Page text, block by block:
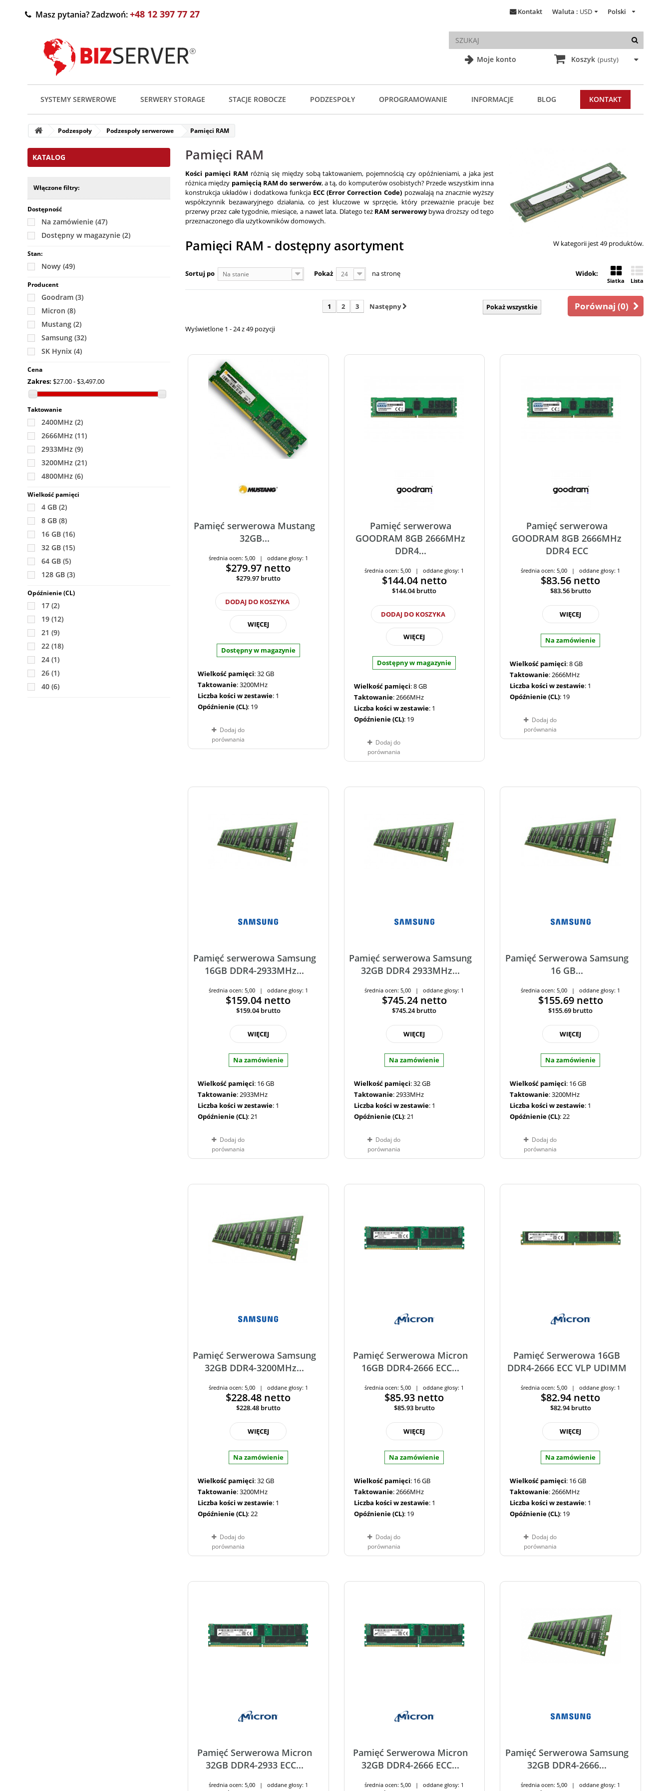
Moje konto
Polski
Waluta : USD
Kontakt
Masz pytania? Zadzwoń:+48 12 397 77 27
Koszyk (pusty)
SYSTEMY SERWEROWE SERWERY STORAGE STACJE ROBOCZE PODZESPOŁY OPROGRAMOWANIE INFORMACJE BLOG KONTAKT
Podzespoły Podzespoły serwerowe Pamięci RAM
KATALOG
Włączone filtry:
Dostępność
Na zamówienie (47)
Dostępny w magazynie (2)
Stan:
Nowy (49)
Producent
Goodram (3)
Micron (8)
Mustang (2)
Samsung (32)
SK Hynix (4)
Cena
Zakres: $27.00 - $3,497.00
Taktowanie
2400MHz (2)
2666MHz (11)
2933MHz (9)
3200MHz (21)
4800MHz (6)
Wielkość pamięci
4 GB (2)
8 GB (8)
16 GB (16)
32 GB (15)
64 GB (5)
128 GB (3)
Opóźnienie (CL)
17 (2)
19 (12)
21 (9)
22 (18)
24 (1)
26 (1)
40 (6)
Pamięci RAM
Kości pamięci RAMróżnią się między sobą taktowaniem, pojemnością czy opóźnieniami, a jaka jest
różnica między pamięcią RAM do serwerów, a tą, do komputerów osobistych? Przede wszystkim inna
konstrukcja układów i dodatkowa funkcja ECC (Error Correction Code) pozwalają na znacznie wyższy
współczynnik bezawaryjnego działania, co jest kluczowe w sprzęcie, który przeważnie pracuje bez
przerwy przez całe tygodnie, miesiące, a nawet lata. Dlatego też RAM serwerowybywa droższy od tego
przeznaczonego dla użytkowników domowych.
W kategorii jest 49 produktów.
Pamięci RAM - dostępny asortyment
Widok:
Siatka Lista
Sortuj po Na stanie Pokaż 24 na stronę
Porównaj (0)
Pokaż wszystkie
1 2 3 Następny
Wyświetlone 1 - 24 z 49 pozycji
Pamięć serwerowa Mustang
32GB...
średnia ocen: 5,00 | oddane głosy: 1
$279.97 netto
$279.97 brutto
DODAJ DO KOSZYKA
WIĘCEJ
Dostępny w magazynie
Wielkość pamięci: 32 GB
Taktowanie: 3200MHz
Liczba kości w zestawie: 1
Opóźnienie (CL): 19
Dodaj do
porównania
Pamięć serwerowa
GOODRAM 8GB 2666MHz
DDR4...
średnia ocen: 5,00 | oddane głosy: 1
$144.04 netto
$144.04brutto
DODAJ DO KOSZYKA
WIĘCEJ
Dostępny w magazynie
Wielkość pamięci: 8 GB
Taktowanie: 2666MHz
Liczba kości w zestawie: 1
Opóźnienie (CL): 19
Dodaj do
porównania
Pamięć serwerowa
GOODRAM 8GB 2666MHz
DDR4 ECC
średnia ocen: 5,00 | oddane głosy: 1
$83.56 netto
$83.56 brutto
WIĘCEJ
Na zamówienie
Wielkość pamięci: 8 GB
Taktowanie: 2666MHz
Liczba kości w zestawie: 1
Opóźnienie (CL): 19
Dodaj do
porównania
Pamięć serwerowa Samsung
16GB DDR4-2933MHz...
średnia ocen: 5,00 | oddane głosy: 1
$159.04 netto
$159.04brutto
WIĘCEJ
Na zamówienie
Wielkość pamięci: 16 GB
Taktowanie: 2933MHz
Liczba kości w zestawie: 1
Opóźnienie (CL): 21
Dodaj do
porównania
Pamięć serwerowa Samsung
32GB DDR4 2933MHz...
średnia ocen: 5,00 | oddane głosy: 1
$745.24 netto
$745.24brutto
WIĘCEJ
Na zamówienie
Wielkość pamięci: 32 GB
Taktowanie: 2933MHz
Liczba kości w zestawie: 1
Opóźnienie (CL): 21
Dodaj do
porównania
Pamięć Serwerowa Samsung
16 GB...
średnia ocen: 5,00 | oddane głosy: 1
$155.69 netto
$155.69 brutto
WIĘCEJ
Na zamówienie
Wielkość pamięci: 16 GB
Taktowanie: 3200MHz
Liczba kości w zestawie: 1
Opóźnienie (CL): 22
Dodaj do
porównania
Pamięć Serwerowa Samsung
32GB DDR4-3200MHz...
średnia ocen: 5,00 | oddane głosy: 1
$228.48 netto
$228.48 brutto
WIĘCEJ
Na zamówienie
Wielkość pamięci: 32 GB
Taktowanie: 3200MHz
Liczba kości w zestawie: 1
Opóźnienie (CL): 22
Dodaj do
porównania
Pamięć Serwerowa Micron
16GB DDR4-2666 ECC...
średnia ocen: 5,00 | oddane głosy: 1
$85.93 netto
$85.93 brutto
WIĘCEJ
Na zamówienie
Wielkość pamięci: 16 GB
Taktowanie: 2666MHz
Liczba kości w zestawie: 1
Opóźnienie (CL): 19
Dodaj do
porównania
Pamięć Serwerowa 16GB
DDR4-2666 ECC VLP UDIMM
średnia ocen: 5,00 | oddane głosy: 1
$82.94 netto
$82.94brutto
WIĘCEJ
Na zamówienie
Wielkość pamięci: 16 GB
Taktowanie: 2666MHz
Liczba kości w zestawie: 1
Opóźnienie (CL): 19
Dodaj do
porównania
Pamięć Serwerowa Micron
32GB DDR4-2933 ECC...
średnia ocen: 5,00 | oddane głosy: 1
Pamięć Serwerowa Micron
32GB DDR4-2666 ECC...
średnia ocen: 5,00 | oddane głosy: 1
Pamięć Serwerowa Samsung
32GB DDR4-2666...
średnia ocen: 5,00 | oddane głosy: 1